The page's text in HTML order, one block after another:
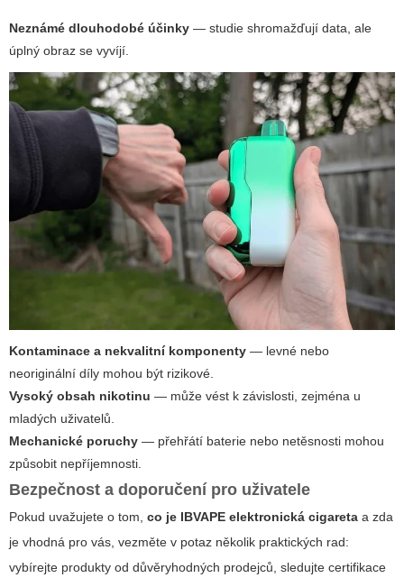
Neznámé dlouhodobé účinky — studie shromažďují data, ale
úplný obraz se vyvíjí.
Kontaminace a nekvalitní komponenty — levné nebo
neoriginální díly mohou být rizikové.
Vysoký obsah nikotinu — může vést k závislosti, zejména u
mladých uživatelů.
Mechanické poruchy — přehřátí baterie nebo netěsnosti mohou
způsobit nepříjemnosti.
Bezpečnost a doporučení pro uživatele
Pokud uvažujete o tom, co je IBVAPE elektronická cigareta a zda
je vhodná pro vás, vezměte v potaz několik praktických rad:
vybírejte produkty od důvěryhodných prodejců, sledujte certifikace